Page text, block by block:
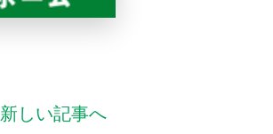
新しい記事へ